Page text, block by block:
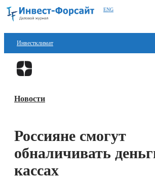
ENG
Инвестклимат
Финансы
Блокчейн
Новости
Россияне смогут
обналичивать
кассах